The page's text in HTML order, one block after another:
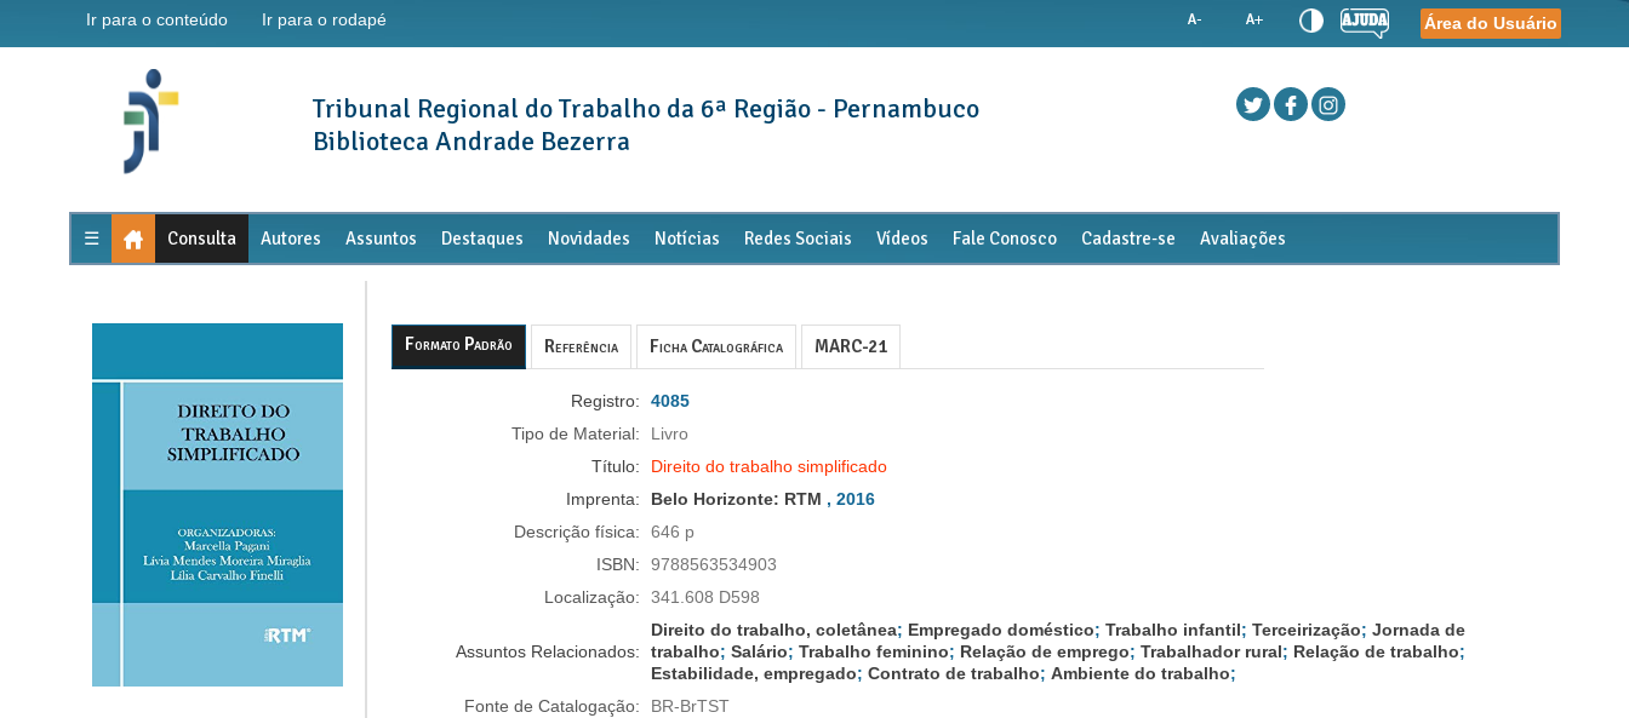
Ir para o conteúdo Ir para o rodapé Área do Usuário
Tribunal Regional do Trabalho da 6ª Região - Pernambuco
Biblioteca Andrade Bezerra
☰ Consulta Autores Assuntos Destaques Novidades Notícias Redes Sociais Vídeos Fale Conosco Cadastre-se Avaliações
Formato Padrão Referência Ficha Catalográfica MARC-21
Registro:
4085
Tipo de Material:
Livro
Título:
Direito do trabalho simplificado
Imprenta:
Belo Horizonte: RTM , 2016
Descrição física:
646 p
ISBN:
9788563534903
Localização:
341.608 D598
Assuntos Relacionados:
Direito do trabalho, coletânea; Empregado doméstico; Trabalho infantil; Terceirização; Jornada de
trabalho; Salário; Trabalho feminino; Relação de emprego; Trabalhador rural; Relação de trabalho;
Estabilidade, empregado; Contrato de trabalho; Ambiente do trabalho;
Fonte de Catalogação:
BR-BrTST